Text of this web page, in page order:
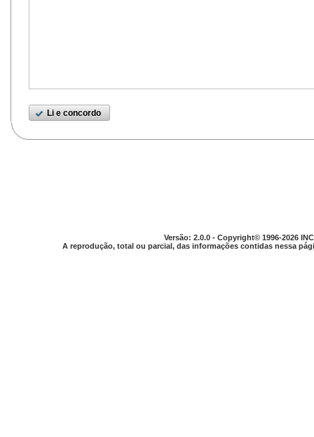
Li e concordo
Versão: 2.0.0 - Copyright© 1996-2026
A reprodução, total ou parcial, das informações contidas nessa